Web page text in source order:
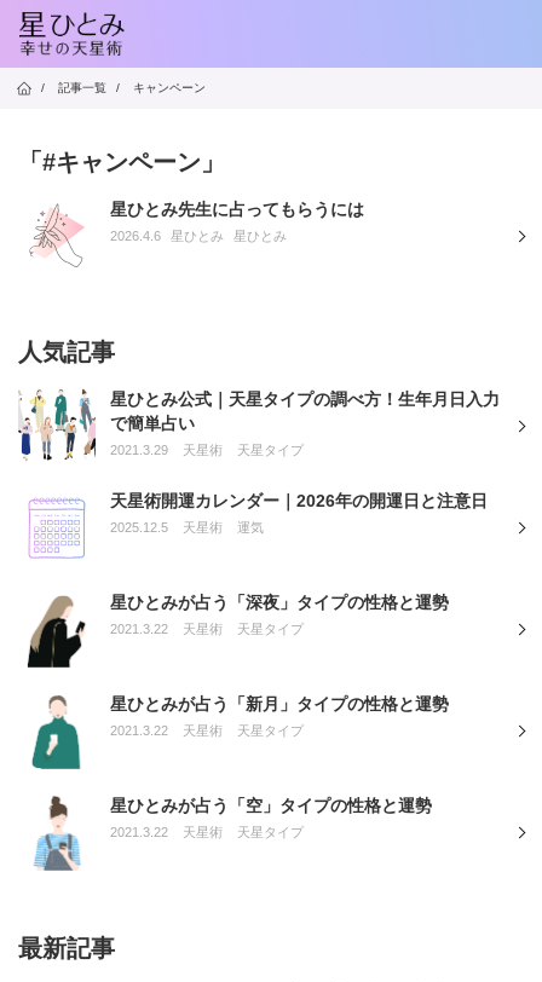
/ 記事一覧 / キャンペーン
「#キャンペーン」
星ひとみ先生に占ってもらうには
2026.4.6 星ひとみ 星ひとみ
人気記事
星ひとみ公式｜天星タイプの調べ方！生年月日入力
で簡単占い
2021.3.29 天星術 天星タイプ
天星術開運カレンダー｜2026年の開運日と注意日
2025.12.5 天星術 運気
星ひとみが占う「深夜」タイプの性格と運勢
2021.3.22 天星術 天星タイプ
星ひとみが占う「新月」タイプの性格と運勢
2021.3.22 天星術 天星タイプ
星ひとみが占う「空」タイプの性格と運勢
2021.3.22 天星術 天星タイプ
最新記事